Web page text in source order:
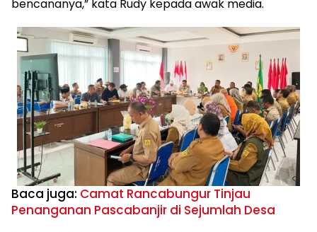
bencananya,” kata Rudy kepada awak media.
Baca juga: Camat Rancabungur Tinjau
Penanganan Pascabanjir di Sejumlah Desa